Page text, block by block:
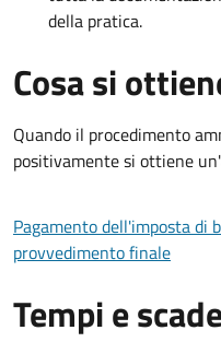
della pratica.
Cosa si
Quando il procedimento
positivamente si ottiene
Pagamento dell'imposta di
provvedimento finale
Tempi e